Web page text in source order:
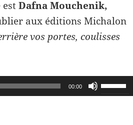
estDafna Mouchenik,
aux éditions Michalon
vos portes, coulisses
00:00
Utilisez
les